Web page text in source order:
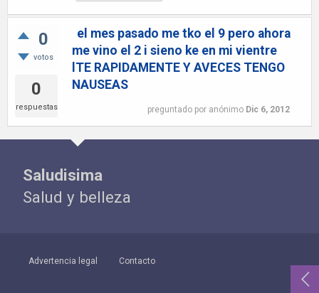
0
votos
0
respuestas
el mes pasado me tko el 9 pero ahora
me vino el 2 i sieno ke en mi vientre
lTE RAPIDAMENTE Y AVECES TENGO
NAUSEAS
preguntado por anónimo Dic 6, 2012
Saludisima
Salud y belleza
Advertencia legal Contacto